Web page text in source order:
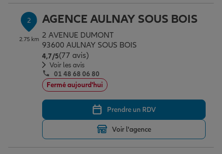
Placements financiers
Investissements immobiliers
Transmission
Déménager
Changer de voiture
Départ à la retraite
Outre-mer
Assurance auto
Assurance habitation
Garantie des accidents de la vie
Professionnels
Allianz en France
2
2.75 km
AGENCE AULNAY SOUS BOIS
2 AVENUE DUMONT
93600 AULNAY SOUS BOIS
4,7/5Note de 4.7 sur 5
(77 avis)
Voir les avis
01 48 68 06 80
Fermé aujourd'hui
Prendre un RDV
Voir l'agence